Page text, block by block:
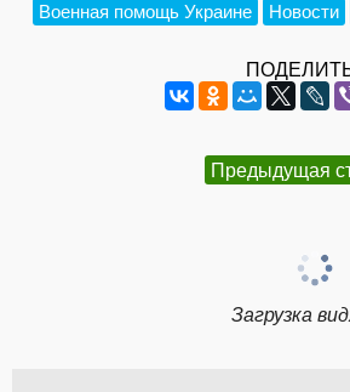
Военная помощь Украине Новости
Предыдущая
Загрузка